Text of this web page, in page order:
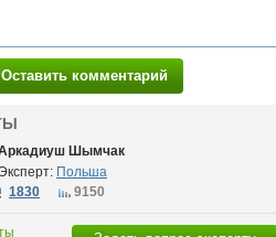
Оставить комментарий
Шымчак
Польша
1830
9150